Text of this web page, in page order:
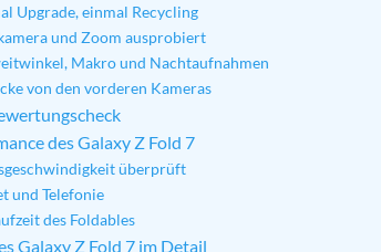
Upgrade, einmal Recycling
und Zoom ausprobiert
Makro und Nachtaufnahmen
von den vorderen Kameras
des Galaxy Z Fold 7
überprüft
und Telefonie
des Foldables
Galaxy Z Fold 7 im Detail